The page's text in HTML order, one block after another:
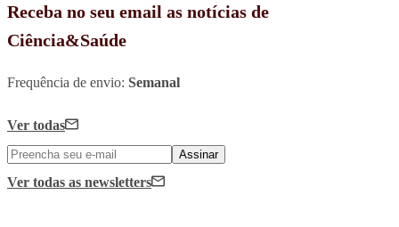
Receba no seu email as notícias de
Ciência&Saúde
Frequência de envio: Semanal
Ver todas
Assinar
Ver todas as newsletters